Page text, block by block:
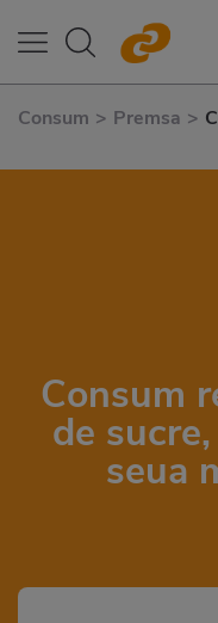
Consum > Premsa >
Consum
de
seua